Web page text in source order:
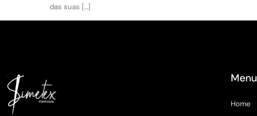
das suas […]
Menu
Home